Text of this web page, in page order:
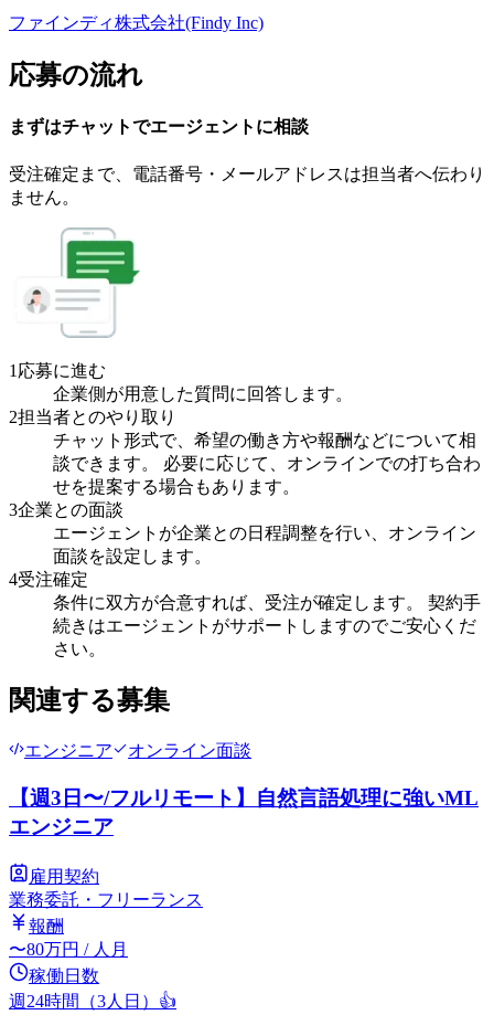
ファインディ株式会社(Findy Inc)
応募の流れ
まずはチャットでエージェント に相談
受注確定まで、 電話番号・メールアドレスは担当者へ伝わり
ません。
1 応募に進む
企業側が用意した質問に回答します。
2担当者とのやり取り
チャット形式で、希望の働き方や報酬などについて相
談できます。 必要に応じて、オンラインでの打ち合わ
せを提案する場合もあります。
3企業との面談
エージェントが企業との日程調整を行い、オンライン
面談を設定します。
4受注確定
条件に双方が合意すれば、受注が確定します。 契約手
続きはエージェントがサポートしますのでご安心くだ
さい。
関連する募集
エンジニア オンライン面談
【週3日〜/フルリモート】自然言語処理に強いML
エンジニア
雇用契約
業務委託・フリーランス
報酬
〜80万円 / 人月
稼働日数
週24時間（3人日） 👍